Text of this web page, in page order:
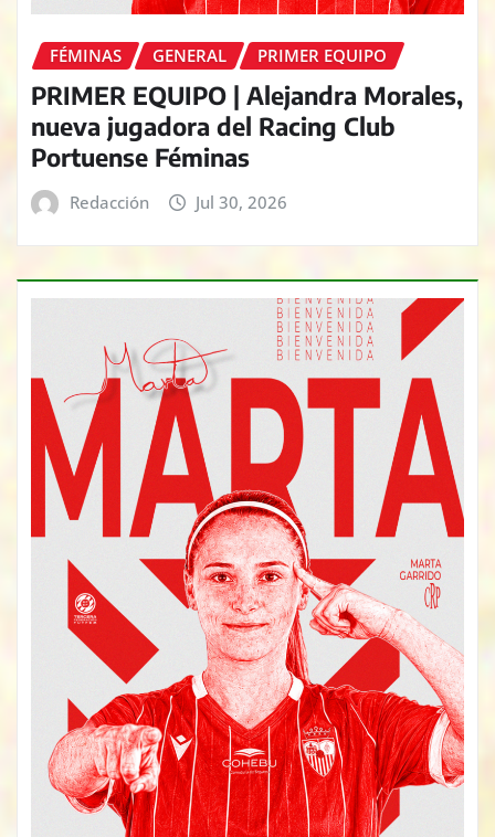
FÉMINAS GENERAL PRIMER EQUIPO
PRIMER EQUIPO | Alejandra Morales,
nueva jugadora del Racing Club
Portuense Féminas
Redacción Jul 30, 2026